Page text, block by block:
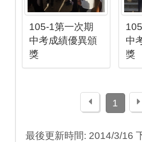
105-1第一次期
中考成績優異頒
獎
中
獎
上一頁1
最後更新時間: 2014/3/16